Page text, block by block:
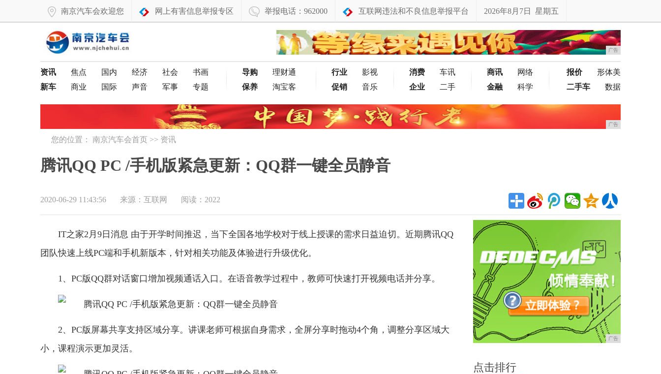
南京汽车会欢迎您 网上有害信息举报专区 举报电话：962000 互联网违法和不良信息举报平台 2026年8月7日 星期五
广告
资讯 焦点 国内 经济 社会
书画
新车
商业 国际 声音 军事 专题
导购
理财通
保养
淘宝客
行业
影视
促销
音乐
消费
车讯
企业
二手
商讯
网络
金融
科学
报价
形体美
二手车
数据
广告
您的位置： 南京汽车会首页 >> 资讯
腾讯QQ PC /手机版紧急更新：QQ群一键全员静音
2020-06-29 11:43:56 来源：互联网 阅读：2022
IT之家2月9日消息 由于开学时间推迟，当下全国各地学校对于线上授课的需求日益迫切。近期腾讯QQ
团队快速上线PC端和手机新版本，针对相关功能及体验进行升级优化。
1、PC版QQ群对话窗口增加视频通话入口。在语音教学过程中，教师可快速打开视频电话并分享。
2、PC版屏幕共享支持区域分享。讲课老师可根据自身需求，全屏分享时拖动4个角，调整分享区域大
小，课程演示更加灵活。
广告
点击排行